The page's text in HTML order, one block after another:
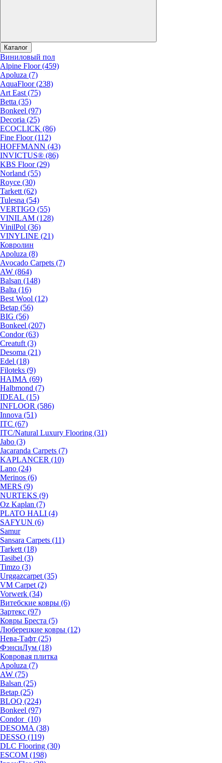
Каталог
Виниловый пол
Alpine Floor (459)
Apoluza (7)
AquaFloor (238)
Art East (75)
Betta (35)
Bonkeel (97)
Decoria (25)
ECOCLICK (86)
Fine Floor (112)
HOFFMANN (43)
INVICTUS® (86)
KBS Floor (29)
Norland (55)
Royce (30)
Tarkett (62)
Tulesna (54)
VERTIGO (55)
VINILAM (128)
VinilPol (36)
VINYLINE (21)
Ковролин
Apoluza (8)
Avocado Carpets (7)
AW (864)
Balsan (148)
Balta (16)
Best Wool (12)
Betap (56)
BIG (56)
Bonkeel (207)
Condor (63)
Creatuft (3)
Desoma (21)
Edel (18)
Filoteks (9)
HAIMA (69)
Halbmond (7)
IDEAL (15)
INFLOOR (586)
Innova (51)
ITC (67)
ITC/Natural Luxury Flooring (31)
Jabo (3)
Jacaranda Carpets (7)
KAPLANCER (10)
Lano (24)
Merinos (6)
MERS (9)
NURTEKS (9)
Oz Kaplan (7)
PLATO HALI (4)
SAFYUN (6)
Samur
Sansara Carpets (11)
Tarkett (18)
Tasibel (3)
Timzo (3)
Urggazcarpet (35)
VM Carpet (2)
Vorwerk (34)
Витебские ковры (6)
Зартекс (97)
Ковры Бреста (5)
Люберецкие ковры (12)
Нева-Тафт (25)
ФэнсиЛум (18)
Ковровая плитка
Apoluza (7)
AW (75)
Balsan (25)
Betap (25)
BLOQ (224)
Bonkeel (97)
Condor (10)
DESOMA (38)
DESSO (119)
DLC Flooring (30)
ESCOM (198)